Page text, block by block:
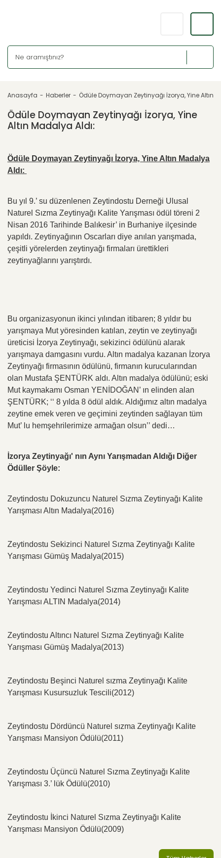
Anasayfa Haberler Ödüle Doymayan Zeytinyağı İzorya, Yine Altın
Ödüle Doymayan Zeytinyağı İzorya, Yine
Altın Madalya Aldı:
Ödüle Doymayan Zeytinyağı İzorya, Yine Altın Madalya
Aldı:
Bu yıl 9.’ su düzenlenen Zeytindostu Derneği Ulusal
Naturel Sızma Zeytinyağı Kalite Yarışması ödül töreni 2
Nisan 2016 Tarihinde Balıkesir’ in Burhaniye ilçesinde
yapıldı. Zeytinyağının Oscarları diye anılan yarışmada,
çeşitli yörelerden zeytinyağı firmaları ürettikleri
zeytinyağlarını yarıştırdı.
Bu organizasyonun ikinci yılından itibaren; 8 yıldır bu
yarışmaya Mut yöresinden katılan, zeytin ve zeytinyağı
üreticisi İzorya Zeytinyağı, sekizinci ödülünü alarak
yarışmaya damgasını vurdu. Altın madalya kazanan İzorya
Zeytinyağı firmasının ödülünü, firmanın kurucularından
olan Mustafa ŞENTÜRK aldı. Altın madalya ödülünü; eski
Mut kaymakamı Osman YENİDOĞAN’ ın elinden alan
ŞENTÜRK; ‘‘ 8 yılda 8 ödül aldık. Aldığımız altın madalya
zeytine emek veren ve geçimini zeytinden sağlayan tüm
Mut’ lu hemşehrilerimize armağan olsun’’ dedi…
İzorya Zeytinyağı' nın Aynı Yarışmadan Aldığı Diğer
Ödüller Şöyle:
Zeytindostu Dokuzuncu Naturel Sızma Zeytinyağı Kalite
Yarışması Altın Madalya(2016)
Zeytindostu Sekizinci Naturel Sızma Zeytinyağı Kalite
Yarışması Gümüş Madalya(2015)
Zeytindostu Yedinci Naturel Sızma Zeytinyağı Kalite
Yarışması ALTIN Madalya(2014)
Zeytindostu Altıncı Naturel Sızma Zeytinyağı Kalite
Yarışması Gümüş Madalya(2013)
Zeytindostu Beşinci Naturel sızma Zeytinyağı Kalite
Yarışması Kusursuzluk Tescili(2012)
Zeytindostu Dördüncü Naturel sızma Zeytinyağı Kalite
Yarışması Mansiyon Ödülü(2011)
Zeytindostu Üçüncü Naturel Sızma Zeytinyağı Kalite
Yarışması 3.’ lük Ödülü(2010)
Zeytindostu İkinci Naturel Sızma Zeytinyağı Kalite
Yarışması Mansiyon Ödülü(2009)